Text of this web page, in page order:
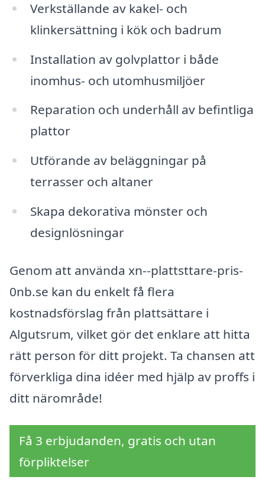
Verkställande av kakel- och
klinkersättning i kök och badrum
Installation av golvplattor i både
inomhus- och utomhusmiljöer
Reparation och underhåll av befintliga
plattor
Utförande av beläggningar på
terrasser och altaner
Skapa dekorativa mönster och
designlösningar
Genom att använda xn--plattsttare-pris-
0nb.se kan du enkelt få flera
kostnadsförslag från plattsättare i
Algutsrum, vilket gör det enklare att hitta
rätt person för ditt projekt. Ta chansen att
förverkliga dina idéer med hjälp av proffs i
ditt närområde!
Få 3 erbjudanden, gratis och utan
förpliktelser